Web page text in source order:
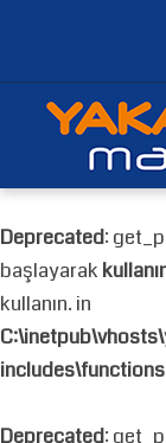
Deprecated:
başlayarak
kullanın. in
Deprecated: